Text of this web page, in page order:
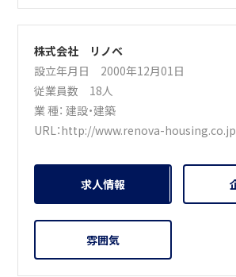
株式会社 リノベ
設立年月日 2000年12月01日
従業員数 18人
業 種：建設・建築
URL：http://www.renova-
求人情報
雰囲気